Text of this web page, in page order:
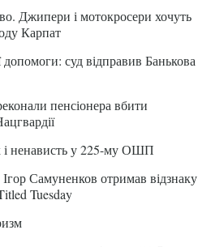
Джипери і мотокросери хочуть
Карпат
суд відправив Банькова
пенсіонера вбити
і ненависть у 225-му ОШП
Самуненков отримав відзнаку
Tuesday